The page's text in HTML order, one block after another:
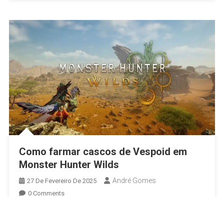
Como farmar cascos de Vespoid em
Monster Hunter Wilds
27 De Fevereiro De 2025 André Gomes
0 Comments